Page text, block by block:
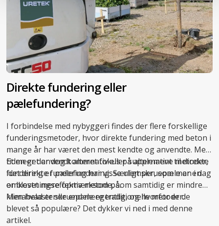
Direkte fundering eller
pælefundering?
I forbindelse med nybyggeri findes der flere forskellige
funderingsmetoder, hvor direkte fundering med beton i
mange år har været den mest kendte og anvendte. Med
tiden er der dog kommet fokus på alternative metoder,
idet direkte fundering har visse ulemper, som man i dag
er blevet mere opmærksom på.
Et meget anvendt alternativ eller supplement til direkte
fundering er pælefundering. Særligt skruepæle er en
omkostningseffektiv metode, som samtidig er mindre
klimabelastende end mere traditionelle metoder.
Men hvad er skruepæle egentlig, og hvorfor er de
blevet så populære? Det dykker vi ned i med denne
artikel.